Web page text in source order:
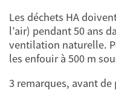
Les déchets HA
l’air) pendant 50 ans
ventilation naturelle.
les enfouir à 500 m
3 remarques, avant de